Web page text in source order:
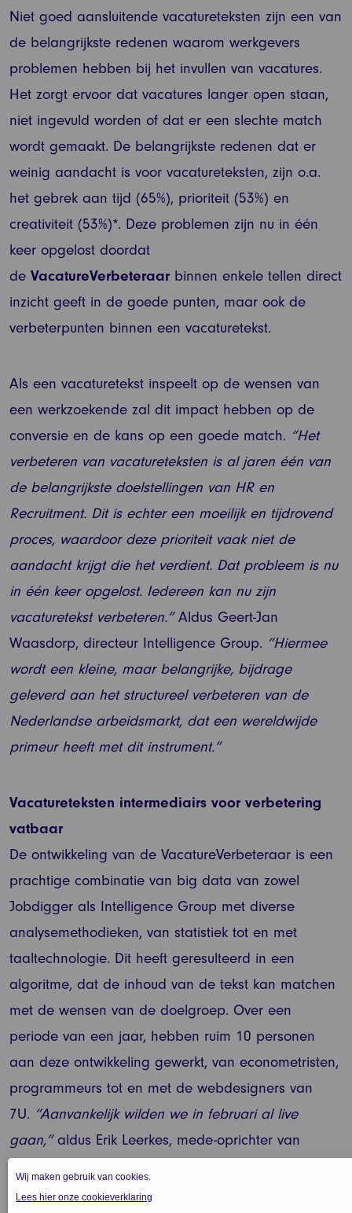
Niet goed aansluitende vacatureteksten zijn een van
de belangrijkste redenen waarom werkgevers
problemen hebben bij het invullen van vacatures.
Het zorgt ervoor dat vacatures langer open staan,
niet ingevuld worden of dat er een slechte match
wordt gemaakt. De belangrijkste redenen dat er
weinig aandacht is voor vacatureteksten, zijn o.a.
het gebrek aan tijd (65%), prioriteit (53%) en
creativiteit (53%)*. Deze problemen zijn nu in één
keer opgelost doordat
de VacatureVerbeteraar binnen enkele tellen direct
inzicht geeft in de goede punten, maar ook de
verbeterpunten binnen een vacaturetekst.
Als een vacaturetekst inspeelt op de wensen van
een werkzoekende zal dit impact hebben op de
conversie en de kans op een goede match. “Het
verbeteren van vacatureteksten is al jaren één van
de belangrijkste doelstellingen van HR en
Recruitment. Dit is echter een moeilijk en tijdrovend
proces, waardoor deze prioriteit vaak niet de
aandacht krijgt die het verdient. Dat probleem is nu
in één keer opgelost. Iedereen kan nu zijn
vacaturetekst verbeteren.”Aldus Geert-Jan
Waasdorp, directeur Intelligence Group. “Hiermee
wordt een kleine, maar belangrijke, bijdrage
geleverd aan het structureel verbeteren van de
Nederlandse arbeidsmarkt, dat een wereldwijde
primeur heeft met dit instrument.”
Vacatureteksten intermediairs voor verbetering
vatbaar
De ontwikkeling van de VacatureVerbeteraar is een
prachtige combinatie van big data van zowel
Jobdigger als Intelligence Group met diverse
analysemethodieken, van statistiek tot en met
taaltechnologie. Dit heeft geresulteerd in een
algoritme, dat de inhoud van de tekst kan matchen
met de wensen van de doelgroep. Over een
periode van een jaar, hebben ruim 10 personen
aan deze ontwikkeling gewerkt, van econometristen,
programmeurs tot en met de webdesigners van
7U. “Aanvankelijk wilden we in februari al live
gaan,”aldus Erik Leerkes, mede-oprichter van
werving- en selectiebureaus in Nederland waren